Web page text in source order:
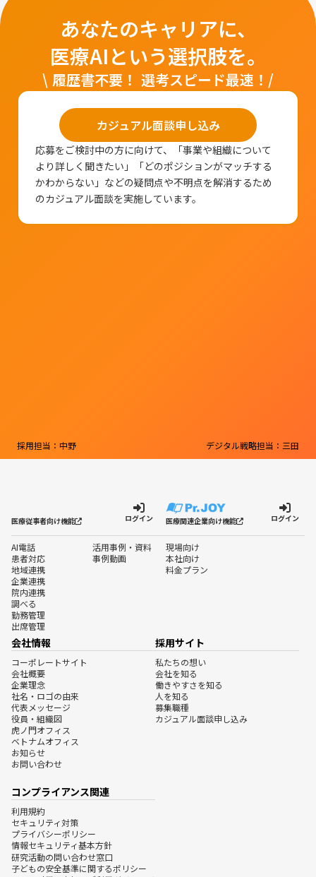
あなたのキャリアに、
医療AIという選択肢を。
\ 履歴書不要！ 選考スピード最速！/
カジュアル面談申し込み
応募をご検討中の方に向けて、「事業や組織について
より詳しく聞きたい」「どのポジションがマッチする
かわからない」などの疑問点や不明点を解消するため
のカジュアル面談を実施しています。
採用担当：中野 デジタル戦略担当：三田
医療従事者向け機能 ログイン
AI電話
患者対応
地域連携
企業連携
院内連携
調べる
勤務管理
出席管理
活用事例・資料
事例動画
医療関連企業向け機能 ログイン
現場向け
本社向け
料金プラン
会社情報
コーポレートサイト
会社概要
企業理念
社名・ロゴの由来
代表メッセージ
役員・組織図
虎ノ門オフィス
ベトナムオフィス
お知らせ
お問い合わせ
採用サイト
私たちの想い
会社を知る
働きやすさを知る
人を知る
募集職種
カジュアル面談申し込み
コンプライアンス関連
利用規約
セキュリティ対策
プライバシーポリシー
情報セキュリティ基本方針
研究活動の問い合わせ窓口
子どもの安全基準に関するポリシー